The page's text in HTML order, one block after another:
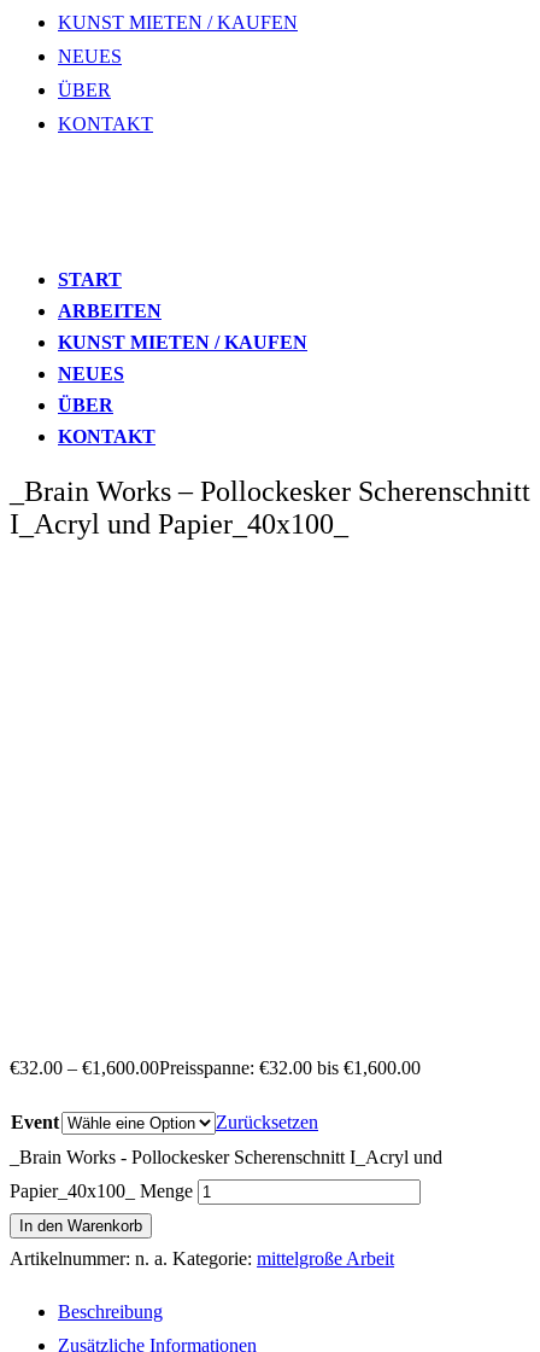
KUNST MIETEN / KAUFEN
NEUES
ÜBER
KONTAKT
START
ARBEITEN
KUNST MIETEN / KAUFEN
NEUES
ÜBER
KONTAKT
_Brain Works – Pollockesker Scherenschnitt
I_Acryl und Papier_40x100_
€32.00 – €1,600.00Preisspanne: €32.00 bis €1,600.00
Event
Zurücksetzen
_Brain Works - Pollockesker Scherenschnitt I_Acryl und
Papier_40x100_ Menge
In den Warenkorb
Artikelnummer: n. a. Kategorie: mittelgroße Arbeit
Beschreibung
Zusätzliche Informationen